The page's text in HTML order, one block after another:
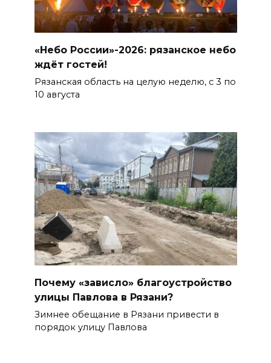
«Небо России»-2026: рязанское небо
ждёт гостей!
Рязанская область на целую неделю, с 3 по
10 августа
Почему «зависло» благоустройство
улицы Павлова в Рязани?
Зимнее обещание в Рязани привести в
порядок улицу Павлова